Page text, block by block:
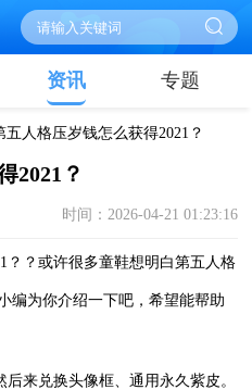
资讯 专题
五人格压岁钱怎么获得2021？
2021？
时间：2026-04-21 01:23:16
？？或许很多童鞋想明白第五人格
编为你介绍一下吧，希望能帮助
来兑换头像框、通用永久紫皮。